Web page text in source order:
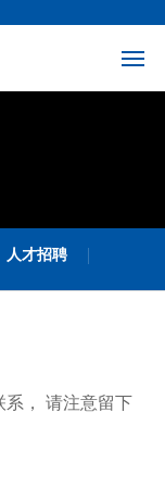
人才招聘
系， 请注意留下